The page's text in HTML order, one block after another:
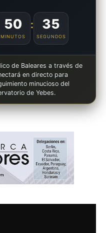
50
MINUTOS
: 34
SEGUNDOS
de Baleares a través de
en directo para
minucioso del
de Yebes.